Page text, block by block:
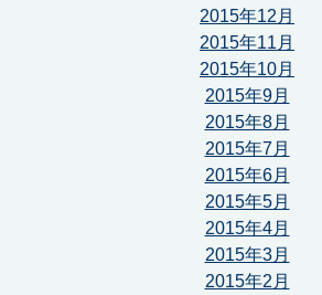
2015年12月
2015年11月
2015年10月
2015年9月
2015年8月
2015年7月
2015年6月
2015年5月
2015年4月
2015年3月
2015年2月